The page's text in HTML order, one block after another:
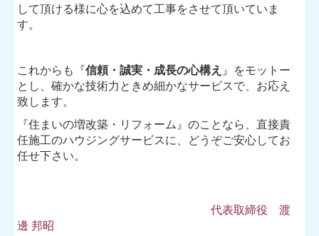
して頂ける様に心を込めて工事をさせて頂いていま
す。
これからも 『信頼・誠実・成長の心構え 』 をモットー
とし、確かな技術力ときめ細かなサービスで、お応え
致し ます。
『住まいの増改築・リフォーム』のことなら、直接責
任施工のハウジングサービスに、 どうぞご安心してお
任せ下さい。
代表取締役 渡
邊 邦昭